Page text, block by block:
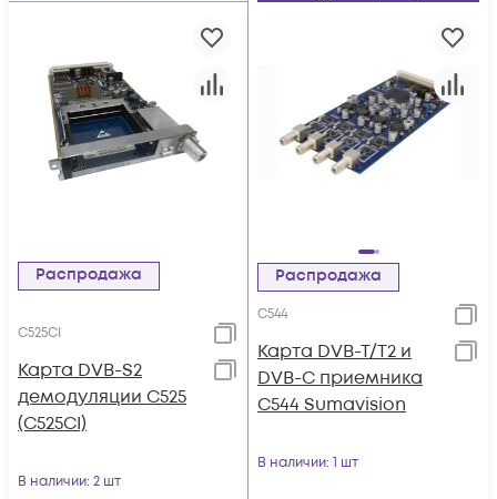
Распродажа
C525CI
Карта DVB-S2
демодуляции C525
(C525CI)
В наличии: 2 шт
Распродажа
C544
Карта DVB-T/T2 и
DVB-C приемника
C544 Sumavision
В наличии: 1 шт